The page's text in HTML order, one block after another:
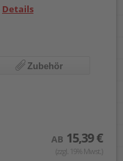
Details
Zubehör
AB 15,39 €
(zzgl. 19% Mwst.)